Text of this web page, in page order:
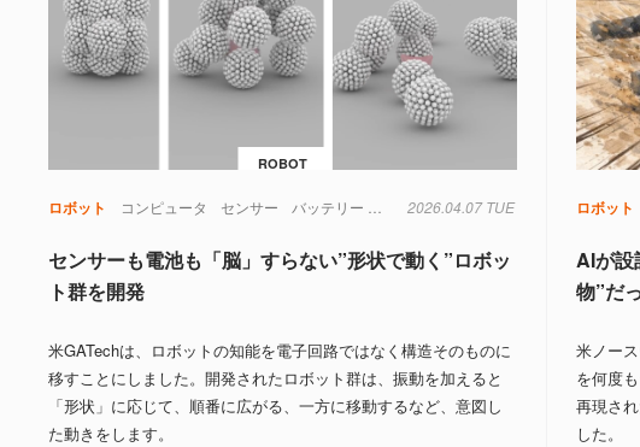
ROBOT
ロボット コンピュータ センサー バッテリー ロボット 医療 宇宙 脳 電池
2026.04.07 TUE
センサーも電池も「脳」すらない”形状で動く”ロボッ
ト群を開発
米GATechは、ロボットの知能を電子回路ではなく構造そのものに
移すことにしました。開発されたロボット群は、振動を加えると
「形状」に応じて、順番に広がる、一方に移動するなど、意図し
た動きをします。
ロボット
AIが設
物”だ
米ノー
を何度
再現さ
した。